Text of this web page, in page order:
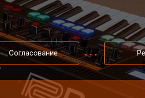
от 50 мин
от 50 мин
Согласование